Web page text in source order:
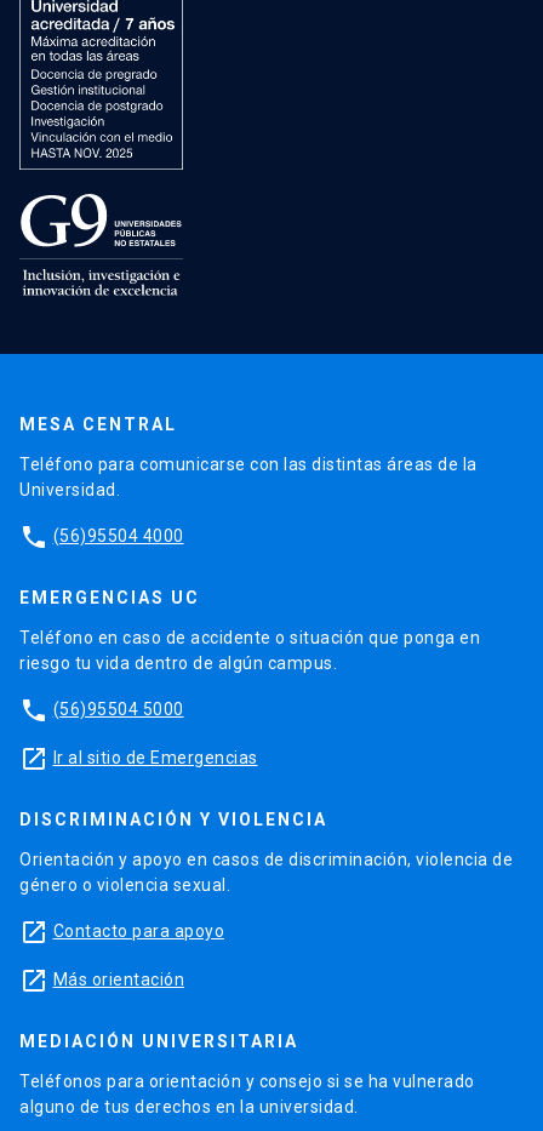
MESA CENTRAL
Teléfono para comunicarse con las distintas áreas de la
Universidad.
phone (56)95504 4000
EMERGENCIAS UC
Teléfono en caso de accidente o situación que ponga en
riesgo tu vida dentro de algún campus.
phone (56)95504 5000
launch Ir al sitio de Emergencias
DISCRIMINACIÓN Y VIOLENCIA
Orientación y apoyo en casos de discriminación, violencia de
género o violencia sexual.
launch Contacto para apoyo
launch Más orientación
MEDIACIÓN UNIVERSITARIA
Teléfonos para orientación y consejo si se ha vulnerado
alguno de tus derechos en la universidad.